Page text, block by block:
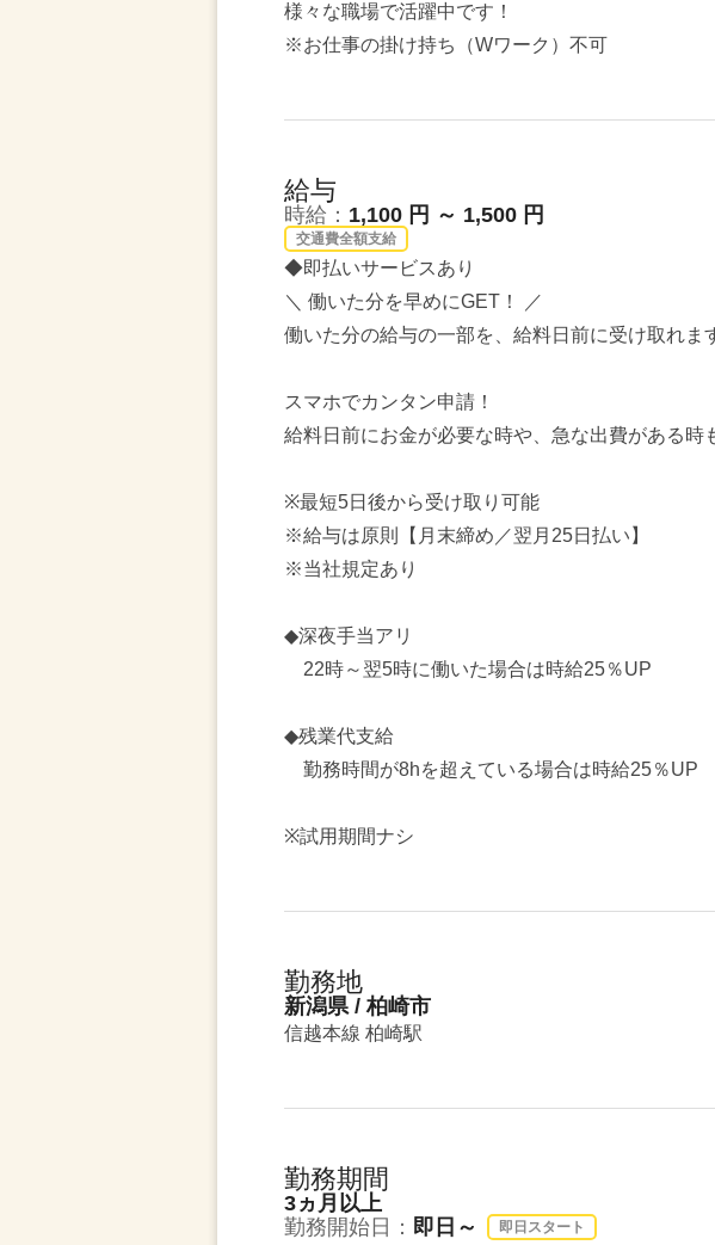
様々な職場で活躍中です！
※お仕事の掛け持ち（Wワーク）不可
給与
時給： 1,100 円 ～ 1,500 円
交通費全額支給
◆即払いサービスあり
＼ 働いた分を早めにGET！ ／
働いた分の給与の一部を、給料日前に受け取れま
スマホでカンタン申請！
給料日前にお金が必要な時や、急な出費がある時
※最短5日後から受け取り可能
※給与は原則【月末締め／翌月25日払い】
※当社規定あり
◆深夜手当アリ
22時～翌5時に働いた場合は時給25％UP
◆残業代支給
勤務時間が8hを超えている場合は時給25％UP
※試用期間ナシ
勤務地
新潟県 / 柏崎市
信越本線 柏崎駅
勤務期間
3ヵ月以上
勤務開始日： 即日～ 即日スタート